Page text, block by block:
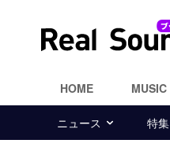
HOME MUSIC
ニュース 特集